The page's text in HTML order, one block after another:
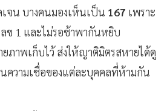
เจน บางคนมองเห็นเป็น 167 เพราะ
ข 1 และไม่รอช้าพากันหยิบ
ภาพเก็บไว้ ส่งให้ญาติมิตรสหายได้ดู
ความเชื่อของแต่ละบุคคลที่ห้ามกัน